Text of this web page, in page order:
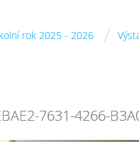
rok 2025 - 2026 /
7631-4266-